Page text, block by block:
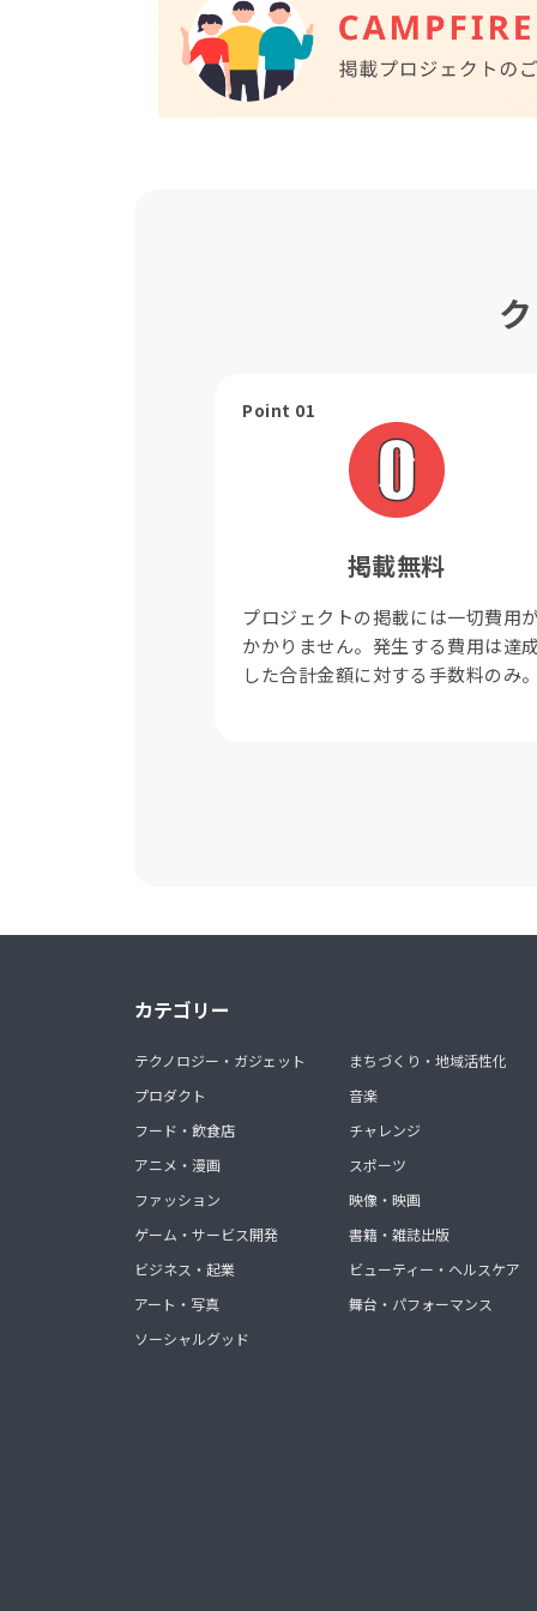
Point 01
掲載無料
プロジェクトの掲載には一切費用
かかりません。発生する費用は達
した合計金額に対する手数料のみ
カテゴリー
テクノロジー・ガジェット
プロダクト
フード・飲食店
アニメ・漫画
ファッション
ゲーム・サービス開発
ビジネス・起業
アート・写真
ソーシャルグッド
まちづくり・地域活性化
音楽
チャレンジ
スポーツ
映像・映画
書籍・雑誌出版
ビューティー・ヘルスケア
舞台・パフォーマンス